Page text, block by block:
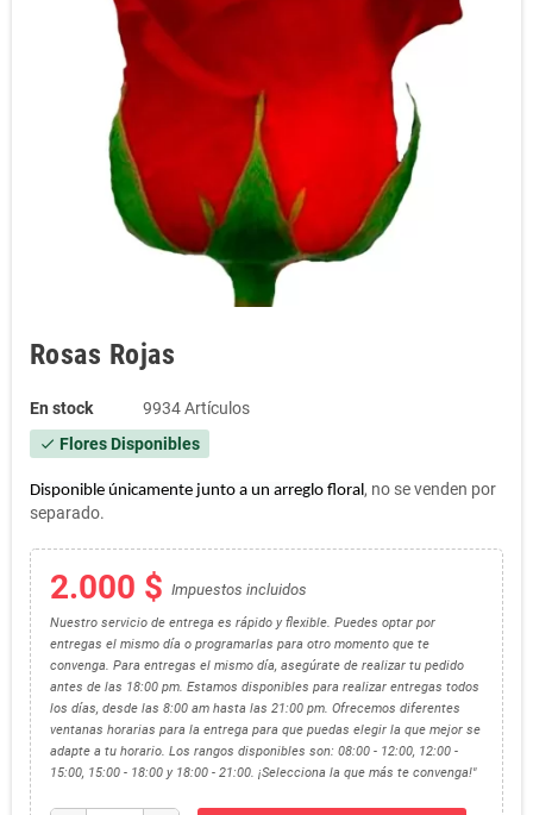
Rosas Rojas
En stock 9934 Artículos
check Flores Disponibles
Disponible únicamente junto a un arreglo floral, no se venden por
separado.
2.000 $ Impuestos incluidos
Nuestro servicio de entrega es rápido y flexible. Puedes optar por
entregas el mismo día o programarlas para otro momento que te
convenga. Para entregas el mismo día, asegúrate de realizar tu pedido
antes de las 18:00 pm. Estamos disponibles para realizar entregas todos
los días, desde las 8:00 am hasta las 21:00 pm. Ofrecemos diferentes
ventanas horarias para la entrega para que puedas elegir la que mejor se
adapte a tu horario. Los rangos disponibles son: 08:00 - 12:00, 12:00 -
15:00, 15:00 - 18:00 y 18:00 - 21:00. ¡Selecciona la que más te convenga!"